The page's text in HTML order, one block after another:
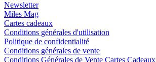
Newsletter
Miles Mag
Cartes cadeaux
Conditions générales d'utilisation
Politique de confidentialité
Conditions générales de vente
Conditions Générales de Vente Cartes Cadeaux